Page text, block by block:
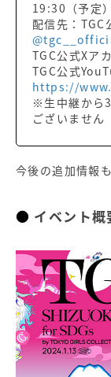
19:30（予定）
配信先：TGC
TGC公式Xア
TGC公式
https://
※生中継から
ございません
今後の追加情報
イベント概